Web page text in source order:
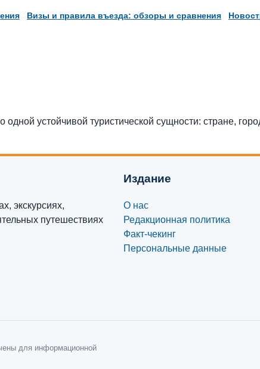
Визы и правила въезда: обзоры и сравнения
одной устойчивой туристической сущности: стране,
экскурсиях,
путешествиях
Издание
О нас
Редакционная политика
Факт-чекинг
Персональные данные
для информационной